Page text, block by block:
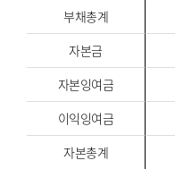
부채총계
자본금
자본잉여금
이익잉여금
자본총계